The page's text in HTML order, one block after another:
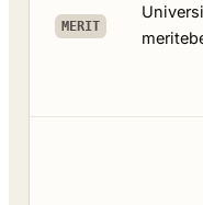
MERIT